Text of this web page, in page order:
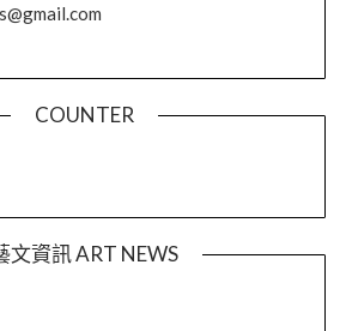
COUNTER
文資訊 ART NEWS